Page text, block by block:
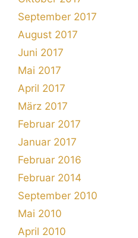
September 2017
August 2017
Juni 2017
Mai 2017
April 2017
März 2017
Februar 2017
Januar 2017
Februar 2016
Februar 2014
September 2010
Mai 2010
April 2010